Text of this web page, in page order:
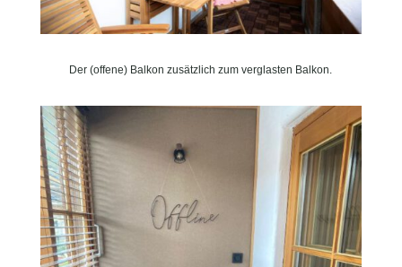
Der (offene) Balkon zusätzlich zum verglasten Balkon.